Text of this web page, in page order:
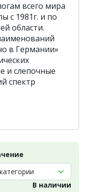
всего мира
с 1981г. и по
области.
в Германии»
и слепочные
спектр
В наличии